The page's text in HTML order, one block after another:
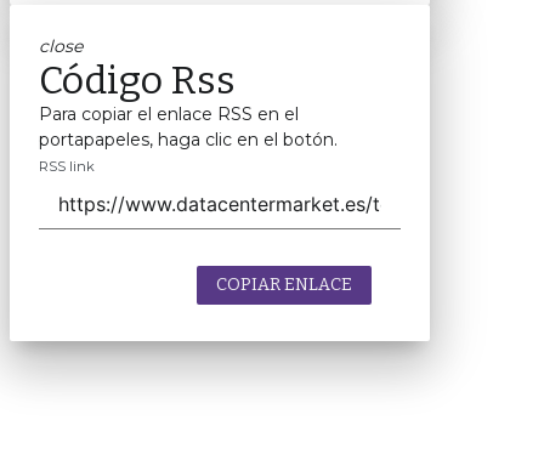
close
Código Rss
Para copiar el enlace RSS en el
portapapeles, haga clic en el botón.
RSS link
COPIAR ENLACE